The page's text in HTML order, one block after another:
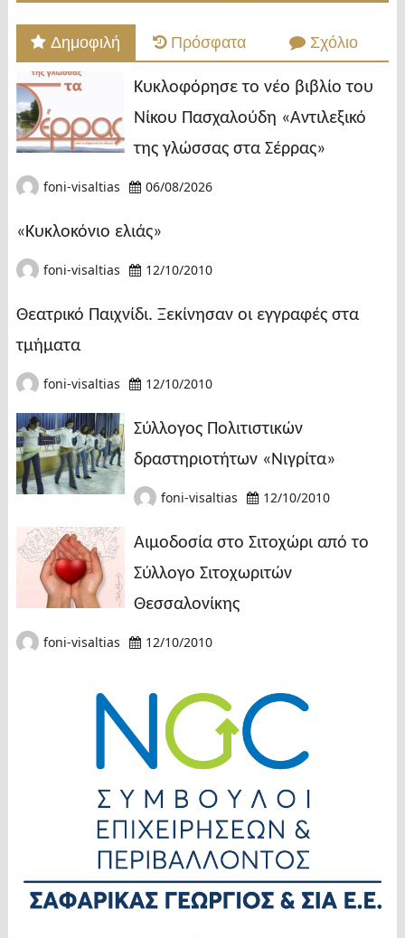
Δημοφιλή Πρόσφατα Σχόλιο
Κυκλοφόρησε το νέο βιβλίο του
Νίκου Πασχαλούδη «Αντιλεξικό
της γλώσσας στα Σέρρας»
foni-visaltias 06/08/2026
«Κυκλοκόνιο ελιάς»
foni-visaltias 12/10/2010
Θεατρικό Παιχνίδι. Ξεκίνησαν οι εγγραφές στα
τμήματα
foni-visaltias 12/10/2010
Σύλλογος Πολιτιστικών
δραστηριοτήτων «Νιγρίτα»
foni-visaltias 12/10/2010
Αιμοδοσία στο Σιτοχώρι από το
Σύλλογο Σιτοχωριτών
Θεσσαλονίκης
foni-visaltias 12/10/2010